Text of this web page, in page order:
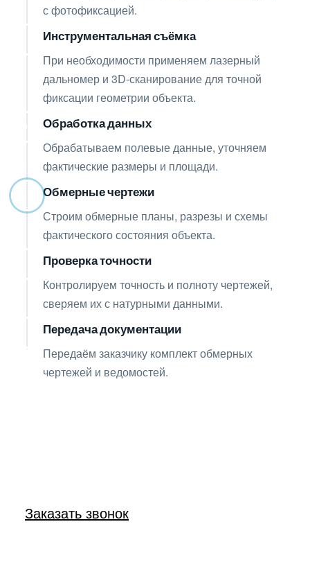
с фотофиксацией.
Инструментальная съёмка
При необходимости применяем лазерный
дальномер и 3D-сканирование для точной
фиксации геометрии объекта.
05 Обработка данных
Обрабатываем полевые данные, уточняем
фактические размеры и площади.
Обмерные чертежи
Строим обмерные планы, разрезы и схемы
фактического состояния объекта.
Проверка точности
Контролируем точность и полноту чертежей,
сверяем их с натурными данными.
Передача документации
Передаём заказчику комплект обмерных
чертежей и ведомостей.
Заказать звонок